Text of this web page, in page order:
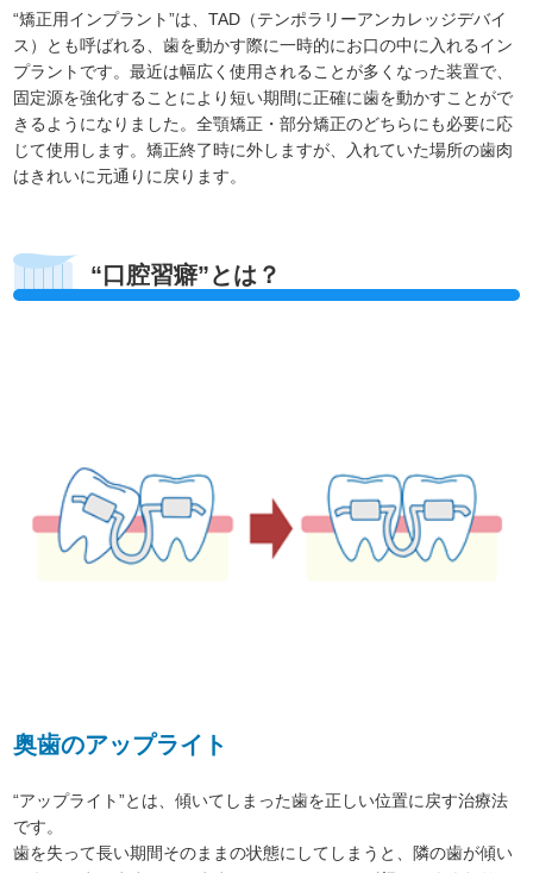
“矯正用インプラント”は、TAD（テンポラリーアンカレッジデバイ
ス）とも呼ばれる、歯を動かす際に一時的にお口の中に入れるイン
プラントです。最近は幅広く使用されることが多くなった装置で、
固定源を強化することにより短い期間に正確に歯を動かすことがで
きるようになりました。全顎矯正・部分矯正のどちらにも必要に応
じて使用します。矯正終了時に外しますが、入れていた場所の歯肉
はきれいに元通りに戻ります。
“口腔習癖”とは？
奥歯のアップライト
“アップライト”とは、傾いてしまった歯を正しい位置に戻す治療法
です。
歯を失って長い期間そのままの状態にしてしまうと、隣の歯が傾い